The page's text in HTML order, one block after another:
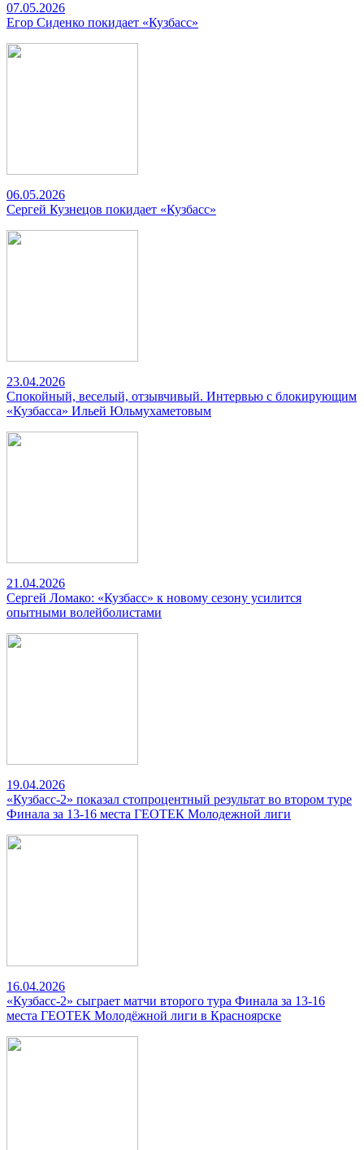
07.05.2026
Егор Сиденко покидает «Кузбасс»
06.05.2026
Сергей Кузнецов покидает «Кузбасс»
23.04.2026
Спокойный, веселый, отзывчивый. Интервью с блокирующим
«Кузбасса» Ильей Юльмухаметовым
21.04.2026
Сергей Ломако: «Кузбасс» к новому сезону усилится
опытными волейболистами
19.04.2026
«Кузбасс-2» показал стопроцентный результат во втором туре
Финала за 13-16 места ГЕОТЕК Молодежной лиги
16.04.2026
«Кузбасс-2» сыграет матчи второго тура Финала за 13-16
места ГЕОТЕК Молодёжной лиги в Красноярске